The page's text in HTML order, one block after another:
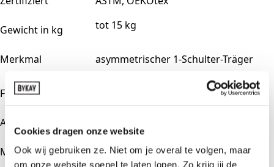
Cookies dragen onze website
Ook wij gebruiken ze. Niet om je overal te volgen, maar
om onze website soepel te laten lopen. Zo krijg jij de
Gewicht in kg tot 15 kg
Merkmal asymmetrischer 1-Schulter-Träger
Farbe
Alter
Material 100% Organic Katoen